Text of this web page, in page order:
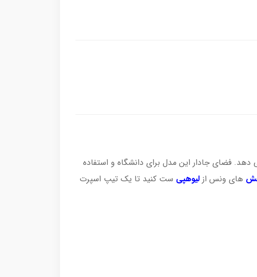
فضای جادار این مدل برای دانشگاه و استفاده
های ونس از لیوهپی ست کنید تا یک تیپ اسپرت